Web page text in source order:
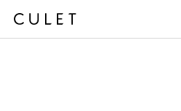
Shop Info